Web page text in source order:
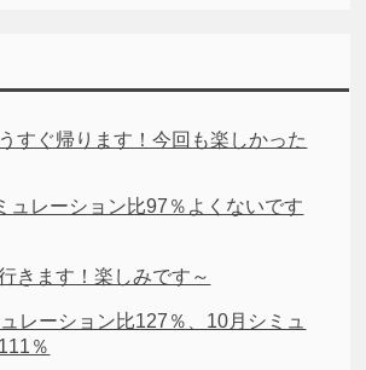
すぐ帰ります！今回も楽しかった
ュレーション比97％よくないです
きます！楽しみです～
レーション比127％、10月シミュ
％